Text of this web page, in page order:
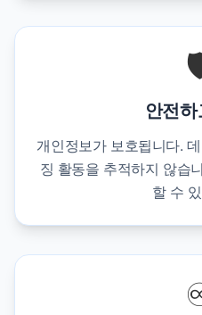
안전
개인정보가 보호됩니다.
징 활동을 추적하지 않습
할 수